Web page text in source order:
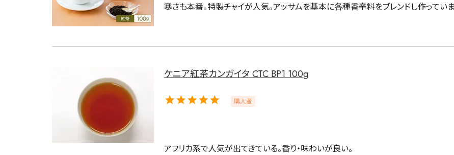
寒さも本番。特製チャイが人気。アッサムを基本に各種香辛料をブレンドし作ってい
ケニア紅茶カンガイタ CTC BP1 100g
購入者
アフリカ系で人気が出てきている。香り・味わいが良い。